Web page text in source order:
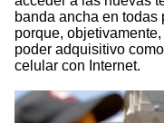
banda ancha en
porque,
poder adquisitivo
celular con Internet.